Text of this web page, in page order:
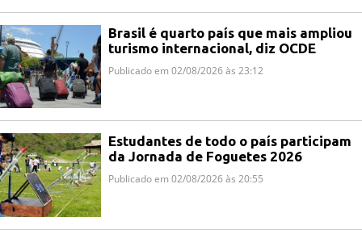
Brasil é quarto país que mais ampliou
turismo internacional, diz OCDE
Publicado em 02/08/2026 às 23:12
Estudantes de todo o país participam
da Jornada de Foguetes 2026
Publicado em 02/08/2026 às 20:55